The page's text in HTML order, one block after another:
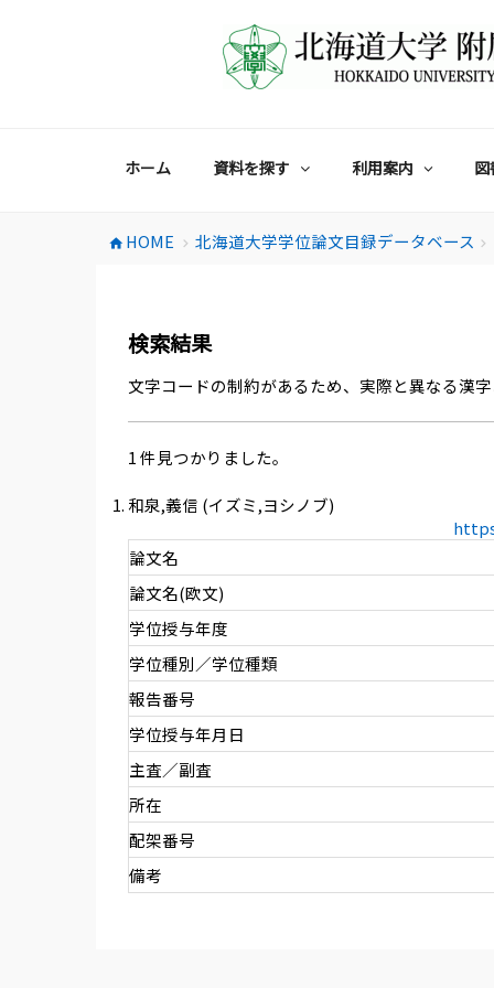
ホーム 資料を探す 利用案内
home HOME chevron_right 北海道大学学位論文目録データベース chevron_right
検索結果
文字コードの制約があるため、実際と異なる漢
1 件見つかりました。
和泉,義信 (イズミ,ヨシノブ)
論文名
論文名(欧文)
学位授与年度
学位種別／学位種類
報告番号
学位授与年月日
主査／副査
所在
配架番号
備考